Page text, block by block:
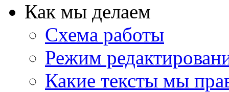
Как мы делаем
Схема работы
Режим
Какие тексты мы